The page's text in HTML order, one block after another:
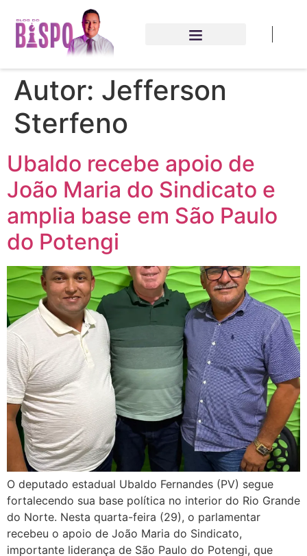
Autor: Jefferson
Sterfeno
Ubaldo recebe apoio de
João Maria do Sindicato e
amplia base em São Paulo
do Potengi
O deputado estadual Ubaldo Fernandes (PV) segue
fortalecendo sua base política no interior do Rio Grande
do Norte. Nesta quarta-feira (29), o parlamentar
recebeu o apoio de João Maria do Sindicato,
importante liderança de São Paulo do Potengi, que